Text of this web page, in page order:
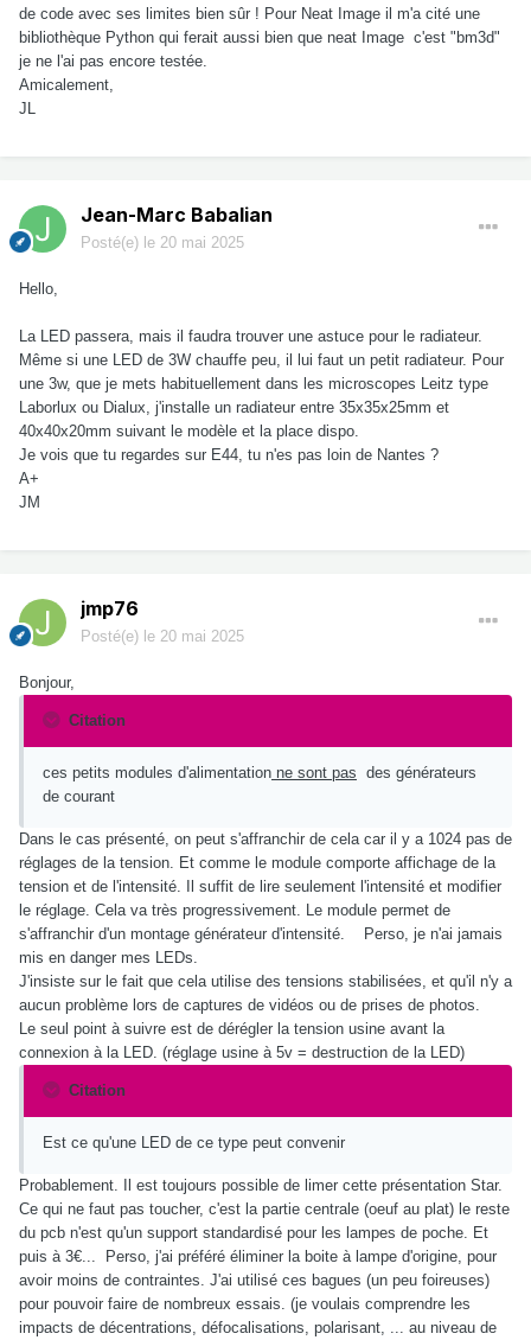
de code avec ses limites bien sûr ! Pour Neat Image il m'a cité une
bibliothèque Python qui ferait aussi bien que neat Image c'est "bm3d"
je ne l'ai pas encore testée.
Amicalement,
JL
Jean-Marc Babalian
Posté(e) le 20 mai 2025
Hello,
La LED passera, mais il faudra trouver une astuce pour le radiateur.
Même si une LED de 3W chauffe peu, il lui faut un petit radiateur. Pour
une 3w, que je mets habituellement dans les microscopes Leitz type
Laborlux ou Dialux, j'installe un radiateur entre 35x35x25mm et
40x40x20mm suivant le modèle et la place dispo.
Je vois que tu regardes sur E44, tu n'es pas loin de Nantes ?
A+
JM
jmp76
Posté(e) le 20 mai 2025
Bonjour,
Citation
ces petits modules d'alimentation ne sont pas des générateurs
de courant
Dans le cas présenté, on peut s'affranchir de cela car il y a 1024 pas de
réglages de la tension. Et comme le module comporte affichage de la
tension et de l'intensité. Il suffit de lire seulement l'intensité et modifier
le réglage. Cela va très progressivement. Le module permet de
s'affranchir d'un montage générateur d'intensité. Perso, je n'ai jamais
mis en danger mes LEDs.
J'insiste sur le fait que cela utilise des tensions stabilisées, et qu'il n'y a
aucun problème lors de captures de vidéos ou de prises de photos.
Le seul point à suivre est de dérégler la tension usine avant la
connexion à la LED. (réglage usine à 5v = destruction de la LED)
Citation
Est ce qu'une LED de ce type peut convenir
Probablement. Il est toujours possible de limer cette présentation Star.
Ce qui ne faut pas toucher, c'est la partie centrale (oeuf au plat) le reste
du pcb n'est qu'un support standardisé pour les lampes de poche. Et
puis à 3€... Perso, j'ai préféré éliminer la boite à lampe d'origine, pour
avoir moins de contraintes. J'ai utilisé ces bagues (un peu foireuses)
pour pouvoir faire de nombreux essais. (je voulais comprendre les
impacts de décentrations, défocalisations, polarisant, ... au niveau de